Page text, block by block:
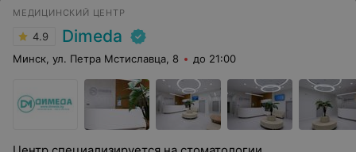
МЕДИЦИНСКИЙ ЦЕНТР
4.9 Dimeda
Минск, ул. Петра Мстиславца, 8 до 21:00